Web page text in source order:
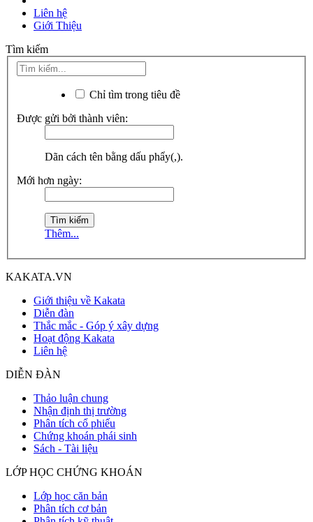
Liên hệ
Giới Thiệu
Tìm kiếm
Chỉ tìm trong tiêu đề
Được gửi bởi thành viên:
Dãn cách tên bằng dấu phẩy(,).
Mới hơn ngày:
Thêm...
KAKATA.VN
Giới thiệu về Kakata
Diễn đàn
Thắc mắc - Góp ý xây dựng
Hoạt động Kakata
Liên hệ
DIỄN ĐÀN
Thảo luận chung
Nhận định thị trường
Phân tích cổ phiếu
Chứng khoán phái sinh
Sách - Tài liệu
LỚP HỌC CHỨNG KHOÁN
Lớp học căn bản
Phân tích cơ bản